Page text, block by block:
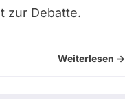
zur Debatte.
Weiterlesen ->